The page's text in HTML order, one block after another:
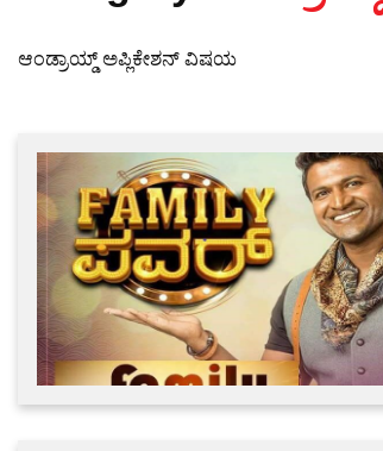
ಆಂಡ್ರಾಯ್ಡ್ ಅಪ್ಲಿಕೇಶನ್ ವಿಷಯ